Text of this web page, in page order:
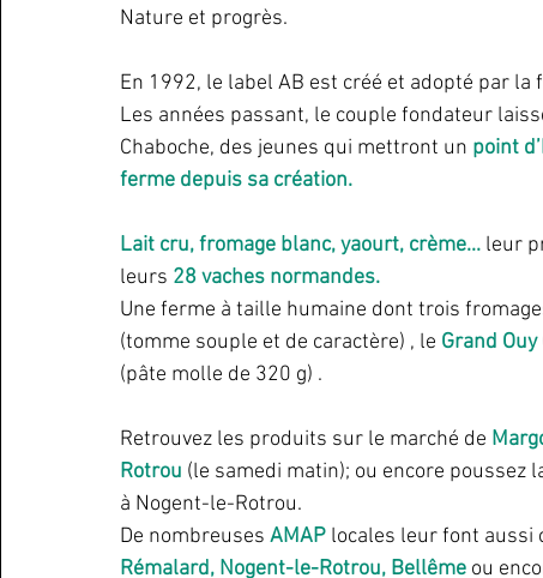
Nature et progrès.
En 1992, le label AB est créé et adopté par la
Les années passant, le couple fondateur
Chaboche, des jeunes qui mettront un point
ferme depuis sa création.
Lait cru, fromage blanc, yaourt, crème... leur
leurs 28 vaches normandes.
Une ferme à taille humaine dont trois
(tomme souple et de caractère) , le Grand Ouy
(pâte molle de 320 g) .
Retrouvez les produits sur le marché de
Rotrou (le samedi matin); ou encore poussez
à Nogent-le-Rotrou.
De nombreuses AMAP locales leur font aussi
Rémalard, Nogent-le-Rotrou, Bellême ou